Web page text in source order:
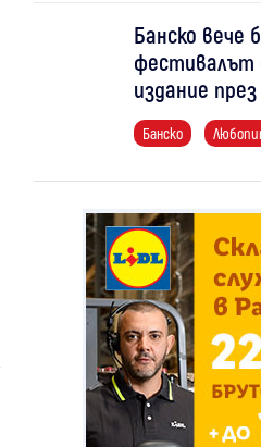
Банско вече
фестивалът
издание през
Банско